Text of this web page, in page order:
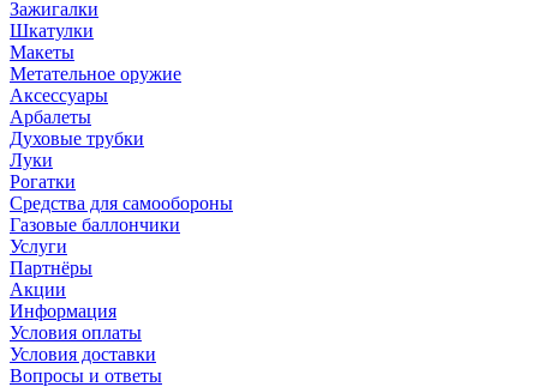
Зажигалки
Шкатулки
Макеты
Метательное оружие
Аксессуары
Арбалеты
Духовые трубки
Луки
Рогатки
Средства для самообороны
Газовые баллончики
Услуги
Партнёры
Акции
Информация
Условия оплаты
Условия доставки
Вопросы и ответы